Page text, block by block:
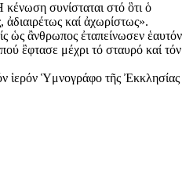
συνίσταται στό ὃτι ὁ
καί ἀχωρίστως».
ὡς ἂνθρωπος ἐταπείνωσεν ἑαυτόν
ἒφτασε μέχρι τό σταυρό καί τόν
ἱερόν Ὑμνογράφο τῆς Ἐκκλησίας